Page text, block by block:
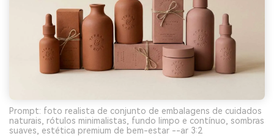
Prompt: foto realista de conjunto de embalagens de cuidados
naturais, rótulos minimalistas, fundo limpo e contínuo, sombras
suaves, estética premium de bem-estar --ar 3:2